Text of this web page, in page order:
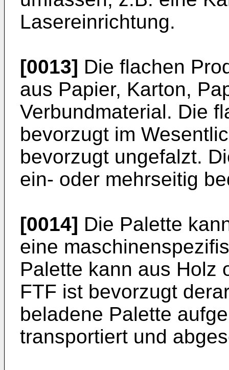
Lasereinrichtung.
[0013] Die flachen
aus Papier, Karton,
Verbundmaterial. Die
bevorzugt im
bevorzugt ungefalzt.
ein- oder mehrseitig
[0014] Die Palette
eine
Palette kann aus Holz
FTF ist bevorzugt
beladene Palette
transportiert und